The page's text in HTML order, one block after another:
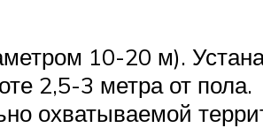
10-20 м).
2,5-3 метра от пола.
охватываемой